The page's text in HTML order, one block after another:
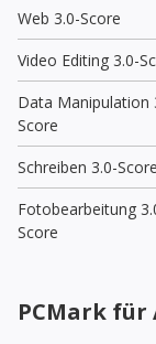
Web 3.0-Score
Video Editing 3.0-
Data Manipulation
Score
Schreiben 3.0-Score
Fotobearbeitung
Score
PCMark für